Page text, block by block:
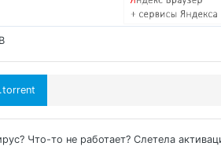
Что-то не работает? Слетела